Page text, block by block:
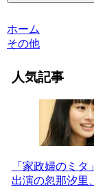
ホーム
その他
人気記事
「家政婦のミタ」
出演の忽那汐里、